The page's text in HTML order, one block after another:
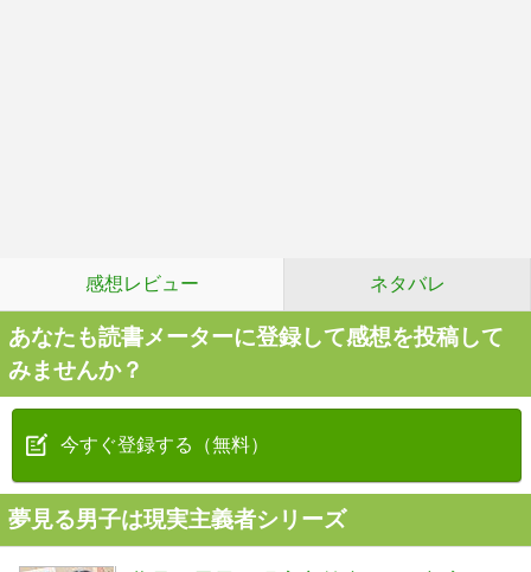
感想レビュー ネタバレ
あなたも読書メーターに登録して感想を投稿して
みませんか？
今すぐ登録する（無料）
夢見る男子は現実主義者シリーズ